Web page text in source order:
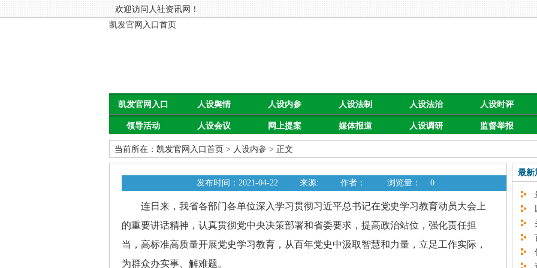
欢迎访问人社资讯网！
凯发官网入口首页
凯发官网入口
首页
人设舆情 人设内参 人设法制 人设法治 人设时评
领导活动 人设会议 网上提案 媒体报道 人设调研 监督举报
当前所在： 凯发官网入口首页 > 人设内参 > 正文
发布时间：2021-04-22 来源: 作者： 浏览量： 0
连日来，我省各部门各单位深入学习贯彻习近平总书记在党史学习教育动员大会上
的重要讲话精神，认真贯彻党中央决策部署和省委要求，提高政治站位，强化责任担
当，高标准高质量开展党史学习教育，从百年党史中汲取智慧和力量，立足工作实际，
为群众办实事、解难题。
最新